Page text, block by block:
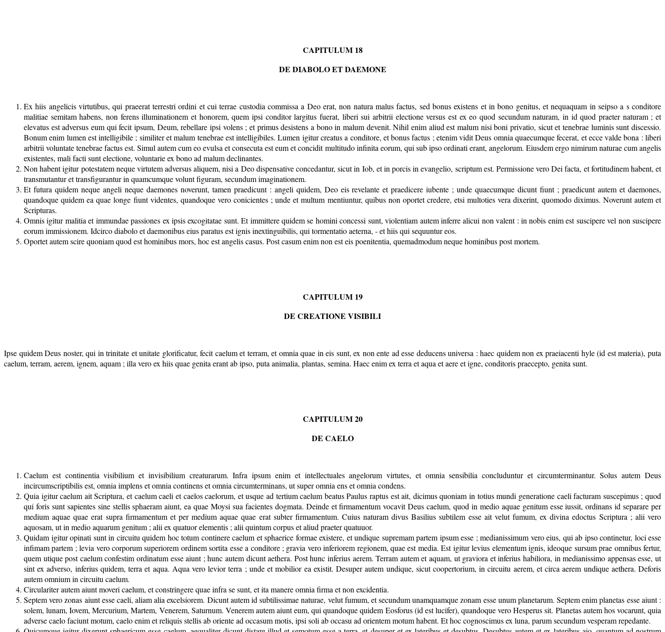
CAPITULUM 18
DE DIABOLO ET DAEMONE
Ex hiis angelicis virtutibus, qui praeerat terrestri ordini et cui terrae custodia commissa a Deo erat, non natura malus factus, sed bonus existens et in bono genitus, et nequaquam in seipso a s conditore
malitiae semitam habens, non ferens illuminationem et honorem, quem ipsi conditor largitus fuerat, liberi sui arbitrii electione versus est ex eo quod secundum naturam, in id quod praeter naturam ; et
elevatus est adversus eum qui fecit ipsum, Deum, rebellare ipsi volens ; et primus desistens a bono in malum devenit. Nihil enim aliud est malum nisi boni privatio, sicut et tenebrae luminis sunt discessio.
Bonum enim lumen est intelligibile ; similiter et malum tenebrae est intelligibiles. Lumen igitur creatus a conditore, et bonus factus ; etenim vidit Deus omnia quaecumque fecerat, et ecce valde bona : liberi
arbitrii voluntate tenebrae factus est. Simul autem cum eo evulsa et consecuta est eum et concidit multitudo infinita eorum, qui sub ipso ordinati erant, angelorum. Eiusdem ergo nimirum naturae cum angelis
existentes, mali facti sunt electione, voluntarie ex bono ad malum declinantes.
Non habent igitur potestatem neque virtutem adversus aliquem, nisi a Deo dispensative concedantur, sicut in Iob, et in porcis in evangelio, scriptum est. Permissione vero Dei facta, et fortitudinem habent, et
transmutantur et transfigurantur in quamcumque volunt figuram, secundum imaginationem.
Et futura quidem neque angeli neque daemones noverunt, tamen praedicunt : angeli quidem, Deo eis revelante et praedicere iubente ; unde quaecumque dicunt fiunt ; praedicunt autem et daemones,
quandoque quidem ea quae longe fiunt videntes, quandoque vero conicientes ; unde et multum mentiuntur, quibus non oportet credere, etsi multoties vera dixerint, quomodo diximus. Noverunt autem et
Scripturas.
Omnis igitur malitia et immundae passiones ex ipsis excogitatae sunt. Et immittere quidem se homini concessi sunt, violentiam autem inferre alicui non valent : in nobis enim est suscipere vel non suscipere
eorum immissionem. Idcirco diabolo et daemonibus eius paratus est ignis inextinguibilis, qui tormentatio aeterna, - et hiis qui sequuntur eos.
Oportet autem scire quoniam quod est hominibus mors, hoc est angelis casus. Post casum enim non est eis poenitentia, quemadmodum neque hominibus post mortem.
CAPITULUM 19
DE CREATIONE VISIBILI
Ipse quidem Deus noster, qui in trinitate et unitate glorificatur, fecit caelum et terram, et omnia quae in eis sunt, ex non ente ad esse deducens universa : haec quidem non ex praeiacenti hyle (id est materia), puta
caelum, terram, aerem, ignem, aquam ; illa vero ex hiis quae genita erant ab ipso, puta animalia, plantas, semina. Haec enim ex terra et aqua et aere et igne, conditoris praecepto, genita sunt.
CAPITULUM 20
DE CAELO
Caelum est continentia visibilium et invisibilium creaturarum. Infra ipsum enim et intellectuales angelorum virtutes, et omnia sensibilia concluduntur et circumterminantur. Solus autem Deus
incircumscriptibilis est, omnia implens et omnia continens et omnia circumterminans, ut super omnia ens et omnia condens.
Quia igitur caelum ait Scriptura, et caelum caeli et caelos caelorum, et usque ad tertium caelum beatus Paulus raptus est ait, dicimus quoniam in totius mundi generatione caeli facturam suscepimus ; quod
qui foris sunt sapientes sine stellis sphaeram aiunt, ea quae Moysi sua facientes dogmata. Deinde et firmamentum vocavit Deus caelum, quod in medio aquae genitum esse iussit, ordinans id separare per
medium aquae quae erat supra firmamentum et per medium aquae quae erat subter firmamentum. Cuius naturam divus Basilius subtilem esse ait velut fumum, ex divina edoctus Scriptura ; alii vero
aquosam, ut in medio aquarum genitum ; alii ex quatuor elementis ; alii quintum corpus et aliud praeter quatuuor.
Quidam igitur opinati sunt in circuitu quidem hoc totum continere caelum et sphaerice formae existere, et undique supremam partem ipsum esse ; medianissimum vero eius, qui ab ipso continetur, loci esse
infimam partem ; levia vero corporum superiorem ordinem sortita esse a conditore ; gravia vero inferiorem regionem, quae est media. Est igitur levius elementum ignis, ideoque sursum prae omnibus fertur,
quem utique post caelum confestim ordinatum esse aiunt ; hunc autem dicunt aethera. Post hunc inferius aerem. Terram autem et aquam, ut graviora et inferius habiliora, in medianissimo appensas esse, ut
sint ex adverso, inferius quidem, terra et aqua. Aqua vero levior terra ; unde et mobilior ea existit. Desuper autem undique, sicut coopertorium, in circuitu aerem, et circa aerem undique aethera. Deforis
autem omnium in circuitu caelum.
Circulariter autem aiunt moveri caelum, et constringere quae infra se sunt, et ita manere omnia firma et non excidentia.
Septem vero zonas aiunt esse caeli, aliam alia excelsiorem. Dicunt autem id subtilissimae naturae, velut fumum, et secundum unamquamque zonam esse unum planetarum. Septem enim planetas esse aiunt :
solem, lunam, Iovem, Mercurium, Martem, Venerem, Saturnum. Venerem autem aiunt eum, qui quandoque quidem Eosforus (id est lucifer), quandoque vero Hesperus sit. Planetas autem hos vocarunt, quia
adverse caelo faciunt motum, caelo enim et reliquis stellis ab oriente ad occasum motis, ipsi soli ab occasu ad orientem motum habent. Et hoc cognoscimus ex luna, parum secundum vesperam repedante.